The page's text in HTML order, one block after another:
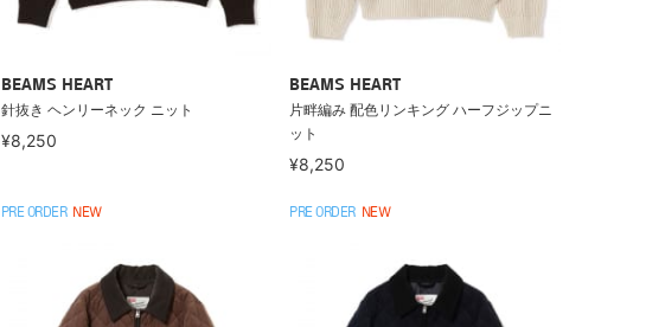
BEAMS HEART
針抜き ヘンリーネック ニット
¥8,250
BEAMS HEART
片畔編み 配色リンキング ハーフジップニ
ット
¥8,250
PRE ORDER NEW PRE ORDER NEW